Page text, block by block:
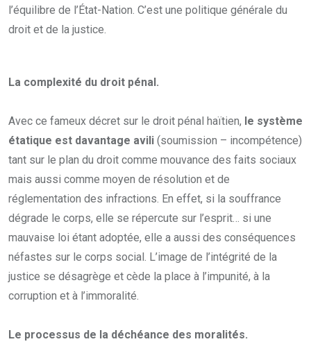
l’équilibre de l’État-Nation. C’est une politique générale du
droit et de la justice.
La complexité du droit pénal.
Avec ce fameux décret sur le droit pénal haïtien, le système
étatique est davantage avili (soumission – incompétence)
tant sur le plan du droit comme mouvance des faits sociaux
mais aussi comme moyen de résolution et de
réglementation des infractions. En effet, si la souffrance
dégrade le corps, elle se répercute sur l’esprit… si une
mauvaise loi étant adoptée, elle a aussi des conséquences
néfastes sur le corps social. L’image de l’intégrité de la
justice se désagrège et cède la place à l’impunité, à la
corruption et à l’immoralité.
Le processus de la déchéance des moralités.